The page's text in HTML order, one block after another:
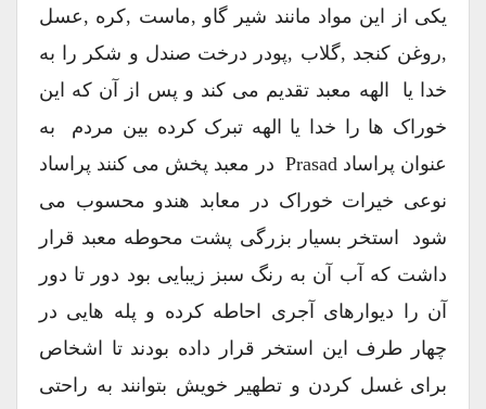
یکی از این مواد مانند شیر گاو ,ماست ,کره ,عسل
,روغن کنجد ,گلاب ,پودر درخت صندل و شکر را به
خدا یا الهه معبد تقدیم می کند و پس از آن که این
خوراک ها را خدا یا الهه تبرک کرده بین مردم به
عنوان پراساد Prasad در معبد پخش می کنند پراساد
نوعی خیرات خوراک در معابد هندو محسوب می
شود استخر بسیار بزرگی پشت محوطه معبد قرار
داشت که آب آن به رنگ سبز زیبایی بود دور تا دور
آن را دیوارهای آجری احاطه کرده و پله هایی در
چهار طرف این استخر قرار داده بودند تا اشخاص
برای غسل کردن و تطهیر خویش بتوانند به راحتی